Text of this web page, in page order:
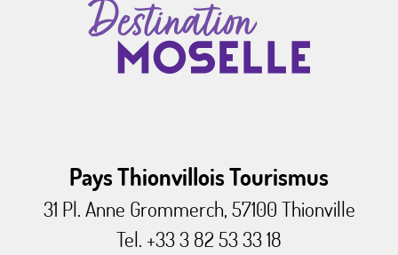
Pays Thionvillois Tourismus
31 Pl. Anne Grommerch, 57100 Thionville
Tel. +33 3 82 53 33 18